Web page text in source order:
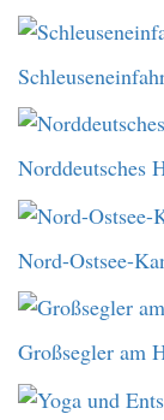
Norddeutsches
Nord-Ostsee-
Großsegler am